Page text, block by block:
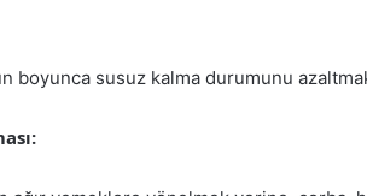
boyunca susuz kalma durumunu